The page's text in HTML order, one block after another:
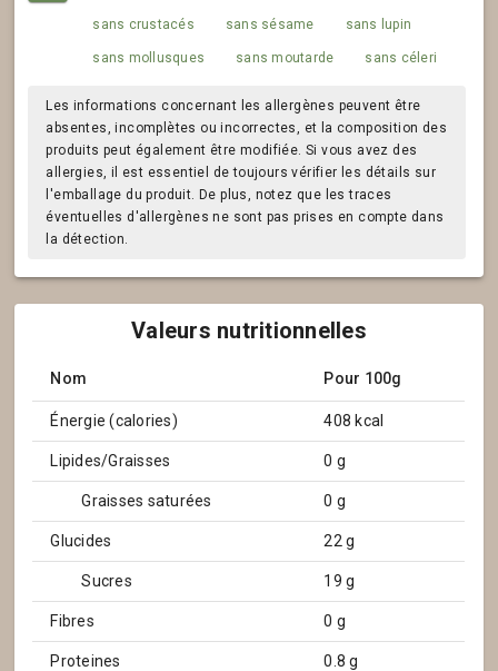
sans crustacés sans sésame sans lupin
sans mollusques sans moutarde sans céleri
Les informations concernant les allergènes peuvent être
absentes, incomplètes ou incorrectes, et la composition des
produits peut également être modifiée. Si vous avez des
allergies, il est essentiel de toujours vérifier les détails sur
l'emballage du produit. De plus, notez que les traces
éventuelles d'allergènes ne sont pas prises en compte dans
la détection.
Valeurs nutritionnelles
Nom Pour 100g
Énergie (calories) 408 kcal
Lipides/Graisses 0 g
Graisses saturées 0 g
Glucides 22 g
Sucres 19 g
Fibres 0 g
Proteines 0.8 g